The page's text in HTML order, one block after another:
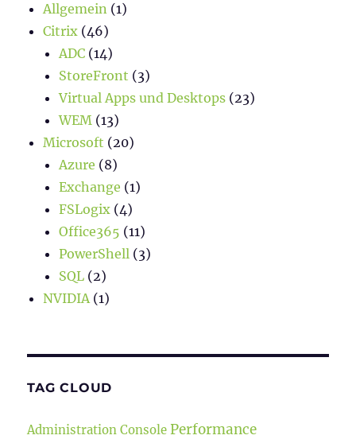
Allgemein (1)
Citrix (46)
ADC (14)
StoreFront (3)
Virtual Apps und Desktops (23)
WEM (13)
Microsoft (20)
Azure (8)
Exchange (1)
FSLogix (4)
Office365 (11)
PowerShell (3)
SQL (2)
NVIDIA(1)
TAG CLOUD
Administration Console Performance